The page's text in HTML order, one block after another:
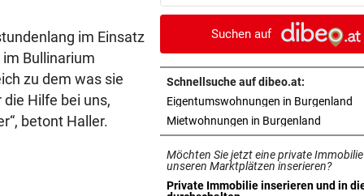
im Einsatz
Bullinarium
zu dem was sie
Hilfe bei uns,
betont Haller.
BEQUEM NACH VENEDIG? vor
ÖBB-Odyssee: „Haben uns
sterben lassen“
VERHEERENDE UNWETTER vor
Der Tag danach: „Es sieht
am Schlachtfeld“
Suchen auf
Schnellsuche auf dibeo.at:
Eigentumswohnungen in Burgenland
Mietwohnungen in Burgenland
Möchten Sie jetzt eine private
unseren Marktplätzen inserieren?
Private Immobilie inserieren und in